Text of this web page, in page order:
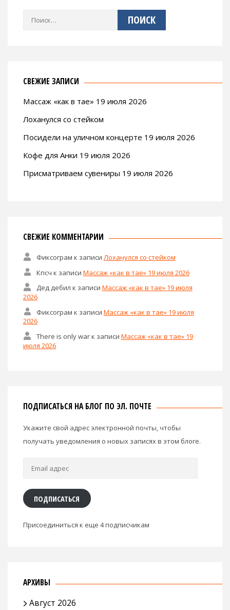
Найти:
СВЕЖИЕ ЗАПИСИ
Массаж «как в тае» 19 июля 2026
Лоханулся со стейком
Посидели на уличном концерте 19 июля 2026
Кофе для Анки 19 июля 2026
Присматриваем сувениры 19 июля 2026
СВЕЖИЕ КОММЕНТАРИИ
Фиксограм к записи Лоханулся со стейком
Кпсч к записи Массаж «как в тае» 19 июля 2026
Дед дебил к записи Массаж «как в тае» 19 июля
2026
Фиксограм к записи Массаж «как в тае» 19 июля
2026
There is only warк записи Массаж «как в тае» 19
июля 2026
ПОДПИСАТЬСЯ НА БЛОГ ПО ЭЛ. ПОЧТЕ
Укажите свой адрес электронной почты, чтобы
получать уведомления о новых записях в этом блоге.
Email
ПОДПИСАТЬСЯ
Присоединиться к еще 4 подписчикам
АРХИВЫ
Август 2026